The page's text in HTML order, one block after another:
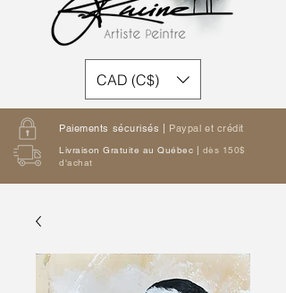
Paiements sécurisés | Paypal et crédit
Livraison Gratuite au Québec | dès 150$
d'achat
CAD (C$)